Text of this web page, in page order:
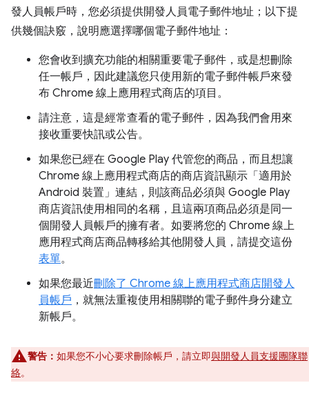
發人員帳戶時，您必須提供開發人員電子郵件地址；以下提
供幾個訣竅，說明應選擇哪個電子郵件地址：
您會收到擴充功能的相關重要電子郵件，或是想刪除
任一帳戶，因此建議您只使用新的電子郵件帳戶來發
布 Chrome 線上應用程式商店的項目。
請注意，這是經常查看的電子郵件，因為我們會用來
接收重要快訊或公告。
如果您已經在 Google Play 代管您的商品，而且想讓
Chrome 線上應用程式商店的商店資訊顯示「適用於
Android 裝置」連結，則該商品必須與 Google Play
商店資訊使用相同的名稱，且這兩項商品必須是同一
個開發人員帳戶的擁有者。如要將您的 Chrome 線上
應用程式商店商品轉移給其他開發人員，請提交這份
表單。
如果您最近刪除了 Chrome 線上應用程式商店開發人
員帳戶 ，就無法重複使用相關聯的電子郵件身分建立
新帳戶。
警告： 如果您不小心要求刪除帳戶，請立即與開發人員支援團隊聯
絡。